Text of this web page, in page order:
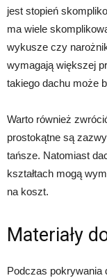
jest stopień
ma wiele
wykusze czy
wymagają większej
takiego dachu może
Warto również
prostokątne są
tańsze. Natomiast
kształtach mogą
na koszt.
Materiały
Podczas pokrywania